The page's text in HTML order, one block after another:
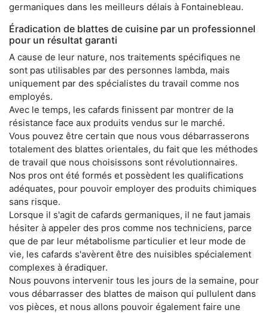
germaniques dans les meilleurs délais à Fontainebleau.
Éradication de blattes de cuisine par un professionnel
pour un résultat garanti
A cause de leur nature, nos traitements spécifiques ne
sont pas utilisables par des personnes lambda, mais
uniquement par des spécialistes du travail comme nos
employés.
Avec le temps, les cafards finissent par montrer de la
résistance face aux produits vendus sur le marché.
Vous pouvez être certain que nous vous débarrasserons
totalement des blattes orientales, du fait que les méthodes
de travail que nous choisissons sont révolutionnaires.
Nos pros ont été formés et possèdent les qualifications
adéquates, pour pouvoir employer des produits chimiques
sans risque.
Lorsque il s'agit de cafards germaniques, il ne faut jamais
hésiter à appeler des pros comme nos techniciens, parce
que de par leur métabolisme particulier et leur mode de
vie, les cafards s'avèrent être des nuisibles spécialement
complexes à éradiquer.
Nous pouvons intervenir tous les jours de la semaine, pour
vous débarrasser des blattes de maison qui pullulent dans
vos pièces, et nous allons pouvoir également faire une